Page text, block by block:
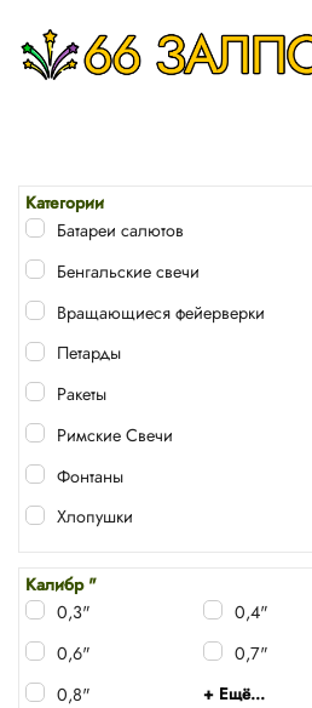
content
Категории
Батареи салютов
Бенгальские свечи
Вращающиеся фейерверки
Петарды
Ракеты
Римские Свечи
Фонтаны
Хлопушки
Калибр "
0,3"
0,4"
0,6"
0,7"
0,8"
+ Ещё...